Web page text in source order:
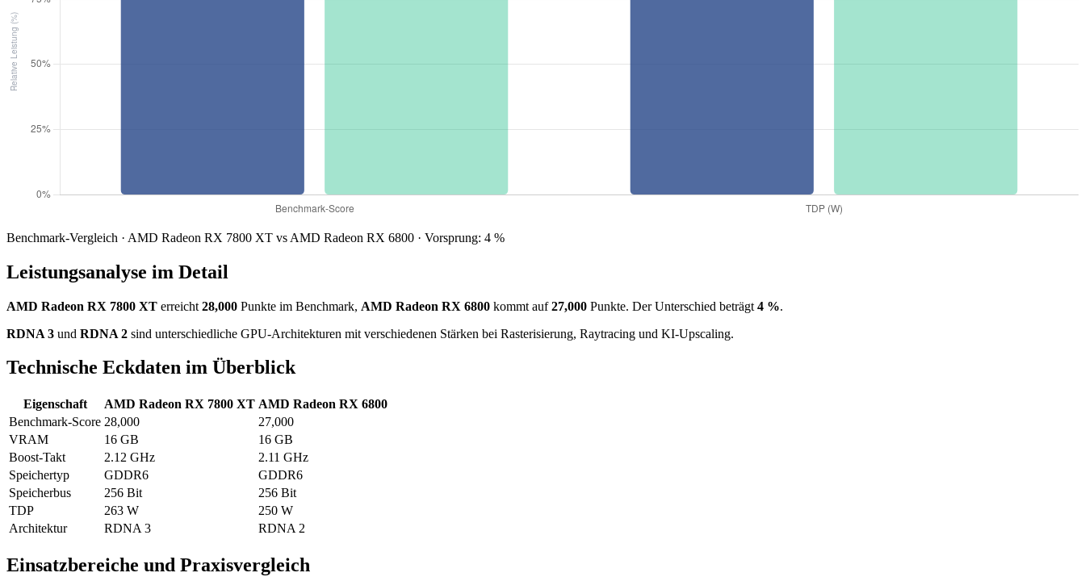
Benchmark-Vergleich · AMD Radeon RX 7800 XT vs AMD Radeon RX 6800 · Vorsprung: 4 %
Leistungsanalyse im Detail
AMD Radeon RX 7800 XT erreicht 28,000 Punkte im Benchmark, AMD Radeon RX 6800 kommt auf27,000 Punkte. Der Unterschied beträgt 4 %.
RDNA 3 und RDNA 2 sind unterschiedliche GPU-Architekturen mit verschiedenen Stärken bei Rasterisierung, Raytracing und KI-Upscaling.
Technische Eckdaten im Überblick
Eigenschaft AMD Radeon RX 7800 XT AMD Radeon RX 6800
Benchmark-Score 28,000
27,000
VRAM
16 GB
16 GB
Boost-Takt
2.12 GHz
2.11 GHz
Speichertyp
GDDR6
GDDR6
Speicherbus
256 Bit
256 Bit
TDP
263 W
250 W
Architektur
RDNA 3 RDNA 2
Einsatzbereiche und Praxisvergleich